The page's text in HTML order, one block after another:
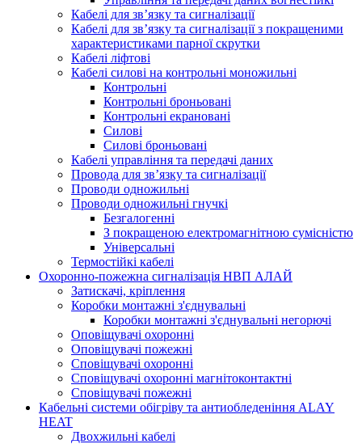
Кабелі для зв’язку та сигналізації
Кабелі для зв’язку та сигналізації з покращеними
характеристиками парної скрутки
Кабелі ліфтові
Кабелі силові на контрольні моножильні
Контрольні
Контрольні броньовані
Контрольні екрановані
Силові
Силові броньовані
Кабелі управління та передачі даних
Провода для зв’язку та сигналізації
Проводи одножильні
Проводи одножильні гнучкі
Безгалогенні
З покращеною електромагнітною сумісністю
Універсальні
Термостійкі кабелі
Охоронно-пожежна сигналізація НВП АЛАЙ
Затискачі, кріплення
Коробки монтажні з'єднувальні
Коробки монтажні з'єднувальні негорючі
Оповіщувачі охоронні
Оповіщувачі пожежні
Сповіщувачі охоронні
Сповіщувачі охоронні магнітоконтактні
Сповіщувачі пожежні
Кабельні системи обігріву та антиобледеніння ALAY
HEAT
Двохжильні кабелі